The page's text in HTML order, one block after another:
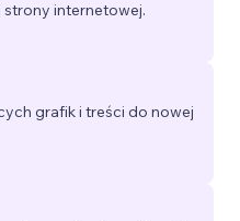
internetowej.
grafik i treści do nowej